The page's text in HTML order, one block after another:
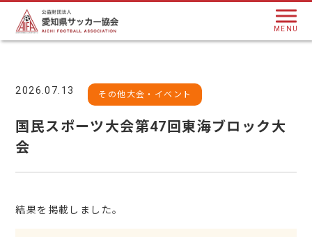
MENU
2026.07.13 その他大会・イベント
国民スポーツ大会第47回東海ブロック大
会
結果を掲載しました。